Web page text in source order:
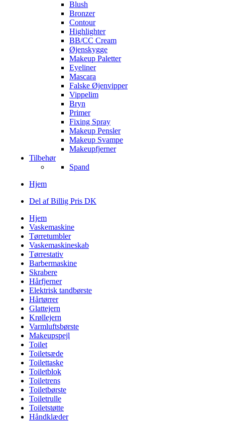
Blush
Bronzer
Contour
Highlighter
BB/CC Cream
Øjenskygge
Makeup Paletter
Eyeliner
Mascara
Falske Øjenvipper
Vippelim
Bryn
Primer
Fixing Spray
Makeup Pensler
Makeup Svampe
Makeupfjerner
Tilbehør
Spand
Hjem
Del af Billig Pris DK
Hjem
Vaskemaskine
Tørretumbler
Vaskemaskineskab
Tørrestativ
Barbermaskine
Skrabere
Hårfjerner
Elektrisk tandbørste
Hårtørrer
Glattejern
Krøllejern
Varmluftsbørste
Makeupspejl
Toilet
Toiletsæde
Toilettaske
Toiletblok
Toiletrens
Toiletbørste
Toiletrulle
Toiletstøtte
Håndklæder